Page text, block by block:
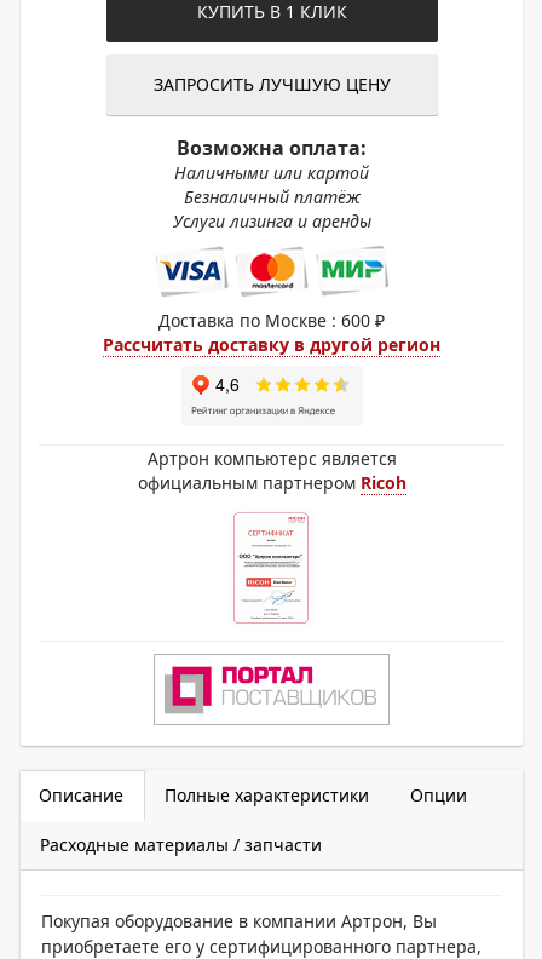
КУПИТЬ В 1 КЛИК
ЗАПРОСИТЬ ЛУЧШУЮ ЦЕНУ
Возможна оплата:
Наличными или картой
Безналичный платёж
Услуги лизинга и аренды
Доставка по Москве : 600 ₽
Рассчитать доставку в другой регион
Артрон компьютерс является
официальным партнером Ricoh
Описание Полные характеристики Опции
Расходные материалы / запчасти
Покупая оборудование в компании Артрон, Вы
приобретаете его у сертифицированного партнера,